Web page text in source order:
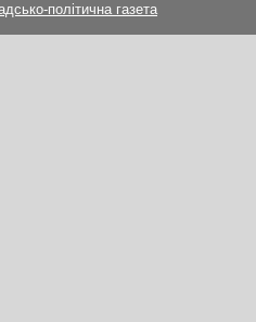
політична газета